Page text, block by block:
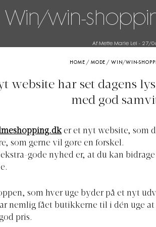
Win/win-
Af Mette Marie Lei - 27/
HOME / MODE /WIN/WIN-
website har set dagens
med god
er et nyt website, som
som gerne vil gøre en forskel.
gode nyhed er, at du kan
som hver uge byder på et nyt
nemlig fået butikkerne til i dén uge
pris.